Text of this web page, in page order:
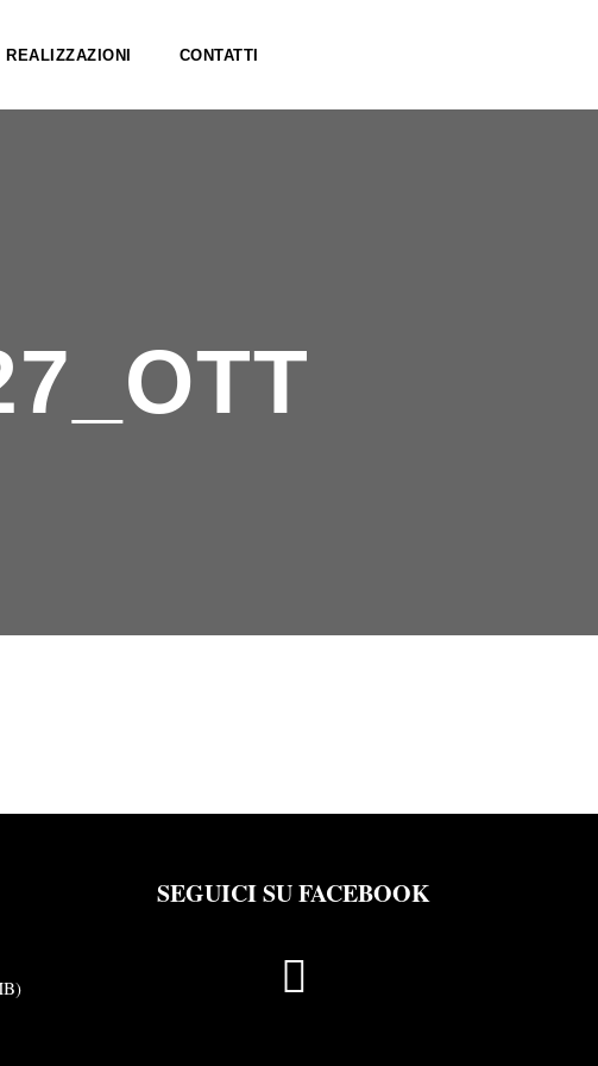
REALIZZAZIONI CONTATTI
SEGUICI SU FACEBOOK